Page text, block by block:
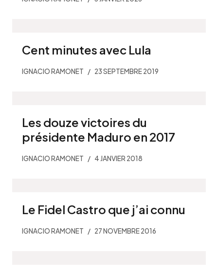
Cent minutes avec Lula
IGNACIO RAMONET 23 SEPTEMBRE 2019
Les douze victoires du
présidente Maduro en 2017
IGNACIO RAMONET 4 JANVIER 2018
Le Fidel Castro que j’ai connu
IGNACIO RAMONET 27 NOVEMBRE 2016